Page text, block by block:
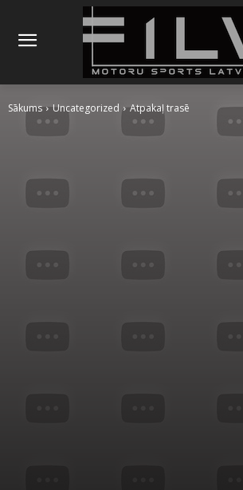
Sākums Uncategorized Atpakaļ trasē